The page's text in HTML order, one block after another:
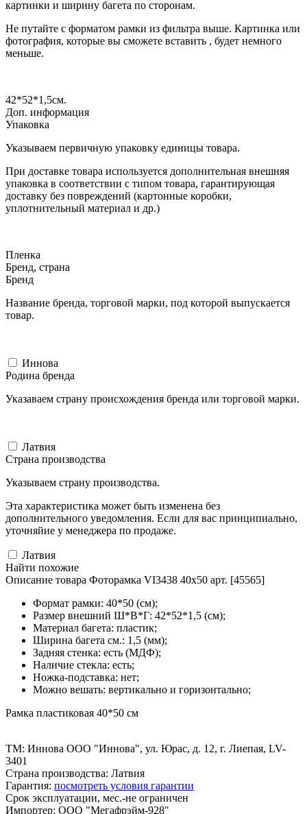
картинки и ширину багета по сторонам.
Не путайте с форматом рамки из фильтра выше. Картинка или
фотография, которые вы сможете вставить , будет немного
меньше.
42*52*1,5см.
Доп. информация
Упаковка
Указываем первичную упаковку единицы товара.
При доставке товара используется дополнительная внешняя
упаковка в соответствии с типом товара, гарантирующая
доставку без повреждений (картонные коробки,
уплотнительный материал и др.)
Пленка
Бренд, страна
Бренд
Название бренда, торговой марки, под которой выпускается
товар.
Иннова
Родина бренда
Указаваем страну происхождения бренда или торговой марки.
Латвия
Страна производства
Указываем страну производства.
Эта характеристика может быть изменена без
дополнительного уведомления. Если для вас принципиально,
уточняйие у менеджера по продаже.
Латвия
Найти похожие
Описание товара Фоторамка VI3438 40x50 арт. [45565]
Формат рамки: 40*50 (см);
Размер внешний Ш*В*Г: 42*52*1,5 (см);
Материал багета: пластик;
Ширина багета см.: 1,5 (мм);
Задняя стенка: есть (МДФ);
Наличие стекла: есть;
Ножка-подставка: нет;
Можно вешать: вертикально и горизонтально;
Рамка пластиковая 40*50 см
ТМ: Иннова ООО "Иннова", ул. Юрас, д. 12, г. Лиепая, LV-
3401
Страна производства: Латвия
Гарантия: посмотреть условия гарантии
Срок эксплуатации, мес.-не ограничен
Импортер: ООО "Мегафрэйм-928"